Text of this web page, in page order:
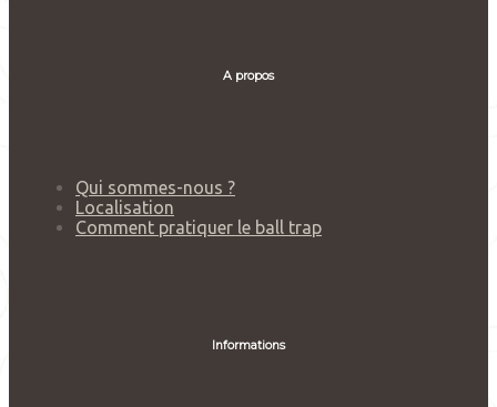
A propos
Qui sommes-nous ?
Localisation
Comment pratiquer le ball trap
Informations